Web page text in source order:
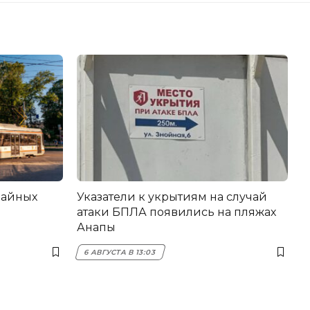
Указатели к укрытиям на случай
атаки БПЛА появились на пляжах
Анапы
6 АВГУСТА В 13:03